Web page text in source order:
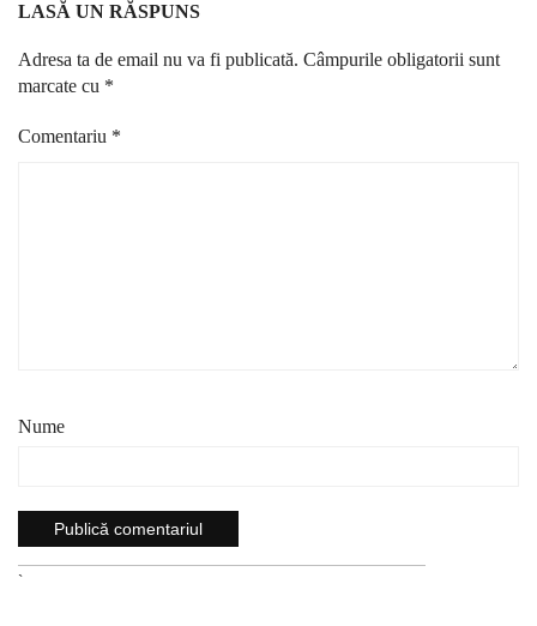
LASĂ UN RĂSPUNS
Adresa ta de email nu va fi publicată. Câmpurile obligatorii sunt
marcate cu *
Comentariu *
Nume
`